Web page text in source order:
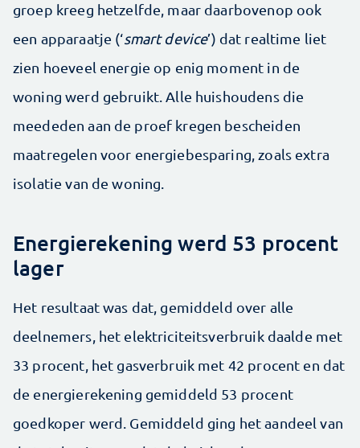
groep kreeg hetzelfde, maar daarbovenop ook
een apparaatje (‘smart device’) dat realtime liet
zien hoeveel energie op enig moment in de
woning werd gebruikt. Alle huishoudens die
meededen aan de proef kregen bescheiden
maatregelen voor energiebesparing, zoals extra
isolatie van de woning.
Energierekening werd 53 procent
lager
Het resultaat was dat, gemiddeld over alle
deelnemers, het elektriciteitsverbruik daalde met
33 procent, het gasverbruik met 42 procent en dat
de energierekening gemiddeld 53 procent
goedkoper werd. Gemiddeld ging het aandeel van